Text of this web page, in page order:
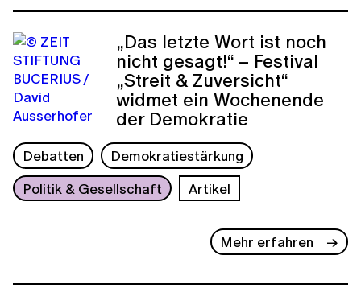
„Das letzte Wort ist noch
nicht gesagt!“ – Festival
„Streit & Zuversicht“
widmet ein Wochenende
der Demokratie
Debatten
Demokratiestärkung
Politik & Gesellschaft
Artikel
Mehr erfahren